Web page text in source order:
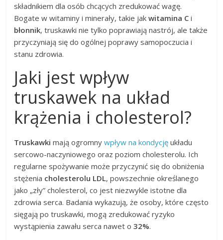
składnikiem dla osób chcących zredukować wagę.
Bogate w witaminy i minerały, takie jakwitamina C i
błonnik, truskawki nie tylko poprawiają nastrój, ale także
przyczyniają się do ogólnej poprawy samopoczucia i
stanu zdrowia.
Jaki jest wpływ
truskawek na układ
krążenia i cholesterol?
Truskawki mają ogromnywpływ na kondycję układu
sercowo-naczyniowego oraz poziom cholesterolu. Ich
regularne spożywanie może przyczynić się do obniżenia
stężenia cholesterolu LDL, powszechnie określanego
jako „zły” cholesterol, co jest niezwykle istotne dla
zdrowia serca. Badania wykazują, że osoby, które często
sięgają po truskawki, mogą zredukować ryzyko
wystąpienia zawału serca nawet o32%.